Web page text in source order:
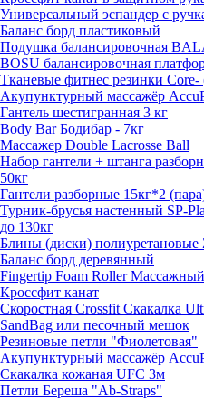
Универсальный эспандер с
Баланс борд пластиковый
Подушка балансировочная
BOSU балансировочная
Тканевые фитнес резинки Core-
Акупунктурный массажёр
Гантель шестигранная 3 кг
Body Bar Бодибар - 7кг
Массажер Double Lacrosse Ball
Набор гантели + штанга
50кг
Гантели разборные 15кг*2
Турник-брусья настенный SP-
до 130кг
Блины (диски) полиуретановые
Баланс борд деревянный
Fingertip Foam Roller
Кроссфит канат
Скоростная Crossfit Скакалка
SandBag или песочный мешок
Резиновые петли "Фиолетовая"
Акупунктурный массажёр
Скакалка кожаная UFC 3м
Петли Береша "Ab-Straps"